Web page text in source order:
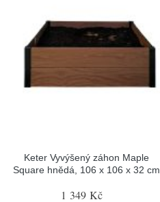
Keter Vyvýšený záhon Maple
Square hnědá, 106 x 106 x 32 cm
1 349 Kč